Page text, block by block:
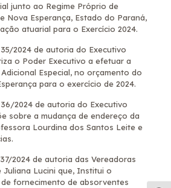
junto ao Regime Próprio de
Nova Esperança, Estado do Paraná,
atuarial para o Exercício 2024.
2024 de autoria do Executivo
o Poder Executivo a efetuar a
Especial, no orçamento do
para o exercício de 2024.
2024 de autoria do Executivo
sobre a mudança de endereço da
Lourdina dos Santos Leite e
2024 de autoria das Vereadoras
Juliana Lucini que, Institui o
fornecimento de absorventes